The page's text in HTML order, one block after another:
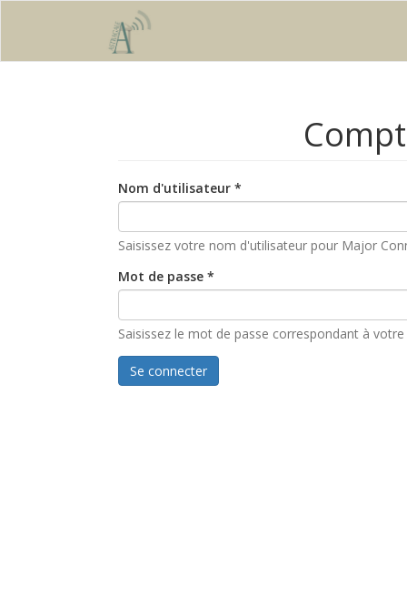
Aller au contenu principal
Nom d'utilisateur *
Saisissez votre nom d'utilisateur pour Major
Mot de passe *
Saisissez le mot de passe correspondant à
Se connecter